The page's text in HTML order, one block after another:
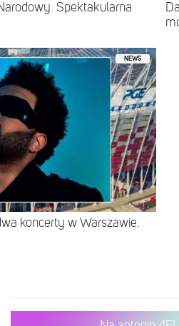
Spektakularna
NEWS
koncerty w Warszawie.